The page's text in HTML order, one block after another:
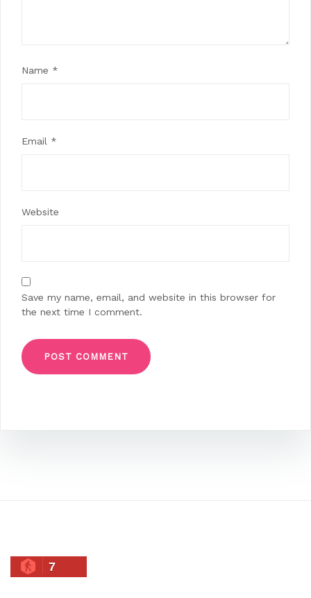
Name *
Email *
Website
Save my name, email, and website in this browser for
the next time I comment.
7